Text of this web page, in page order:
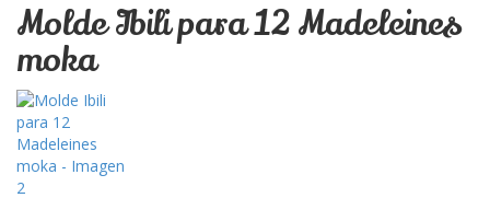
Molde Ibili para 12 Madeleines
moka